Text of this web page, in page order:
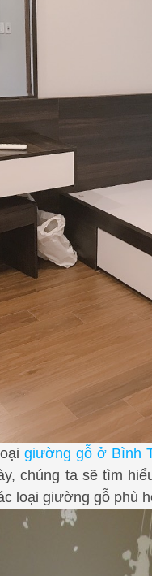
giường gỗ ở Bình
chúng ta sẽ tìm
loại giường gỗ phù